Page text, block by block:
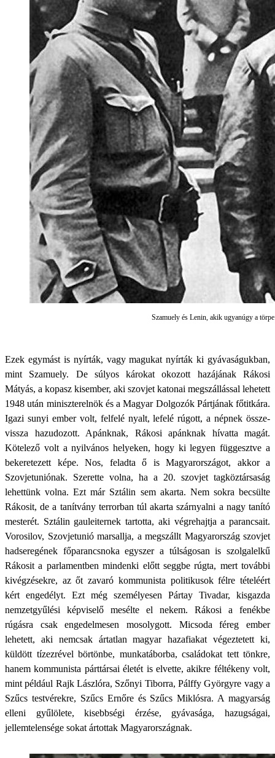
Szamuely és Lenin, akik ugyanúgy a
Ezek egymást is nyírták, vagy magukat nyírták ki gyávaságukban,
mint Szamuely. De súlyos károkat okozott hazájának Rákosi
Mátyás, a kopasz kisember, aki szovjet katonai megszállással lehetett
1948 után miniszterelnök és a Magyar Dolgozók Pártjának főtitkára.
Igazi sunyi ember volt, felfelé nyalt, lefelé rúgott, a népnek össze-
vissza hazudozott. Apánknak, Rákosi apánknak hívatta magát.
Kötelező volt a nyilvános helyeken, hogy ki legyen függesztve a
bekeretezett képe. Nos, feladta ő is Magyarországot, akkor a
Szovjetuniónak. Szerette volna, ha a 20. szovjet tagköztársaság
lehettünk volna. Ezt már Sztálin sem akarta. Nem sokra becsülte
Rákosit, de a tanítvány terrorban túl akarta szárnyalni a nagy tanító
mesterét. Sztálin gauleiternek tartotta, aki végrehajtja a parancsait.
Vorosilov, Szovjetunió marsallja, a megszállt Magyarország szovjet
hadseregének főparancsnoka egyszer a túlságosan is szolgalelkű
Rákosit a parlamentben mindenki előtt seggbe rúgta, mert további
kivégzésekre, az őt zavaró kommunista politikusok félre tételéért
kért engedélyt. Ezt még személyesen Pártay Tivadar, kisgazda
nemzetgyűlési képviselő mesélte el nekem. Rákosi a fenékbe
rúgásra csak engedelmesen mosolygott. Micsoda féreg ember
lehetett, aki nemcsak ártatlan magyar hazafiakat végeztetett ki,
küldött tízezrével börtönbe, munkatáborba, családokat tett tönkre,
hanem kommunista párttársai életét is elvette, akikre féltékeny volt,
mint például Rajk Lászlóra, Szőnyi Tiborra, Pálffy Györgyre vagy a
Szűcs testvérekre, Szűcs Ernőre és Szűcs Miklósra. A magyarság
elleni gyűlölete, kisebbségi érzése, gyávasága, hazugságai,
jellemtelensége sokat ártottak Magyarországnak.